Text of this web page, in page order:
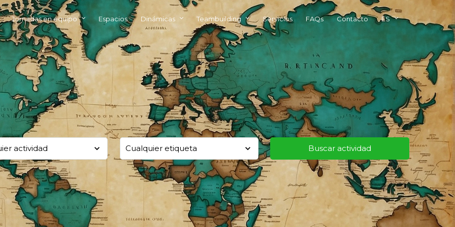
Jornadas en equipo Espacios Dinámicas Teambuilding Servicios FAQs Contacto ES